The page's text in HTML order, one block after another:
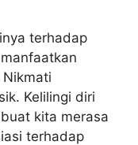
terhadap
Kelilingi diri
kita merasa
terhadap